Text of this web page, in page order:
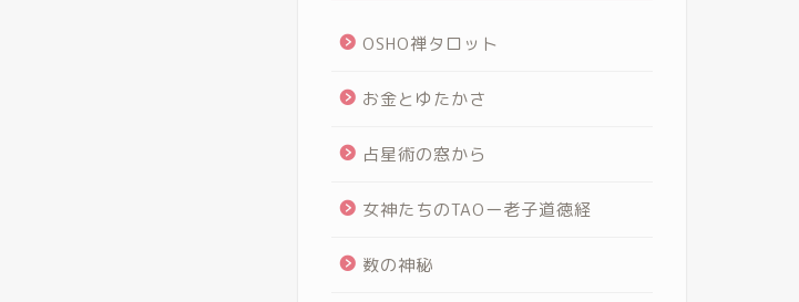
OSHO禅タロット
お金とゆたかさ
占星術の窓から
女神たちのTAOー老子道徳経
数の神秘